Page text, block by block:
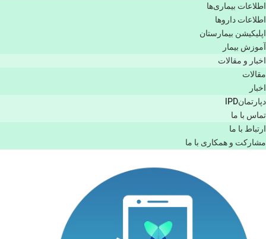
اطلاعات بیماری‌ها
اطلاعات دارو‌ها
اپليكيشن بيمارستان
آموزش بیمار
اخبار و مقالات
مقالات
اخبار
دپارتمانIPD
تماس با ما
ارتباط با ما
مشاركت و همكاری با ما